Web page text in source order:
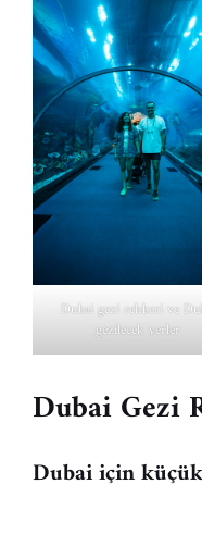
Dubai gezi rehberi ve
gezilecek yerler
Dubai Gezi
Dubai için